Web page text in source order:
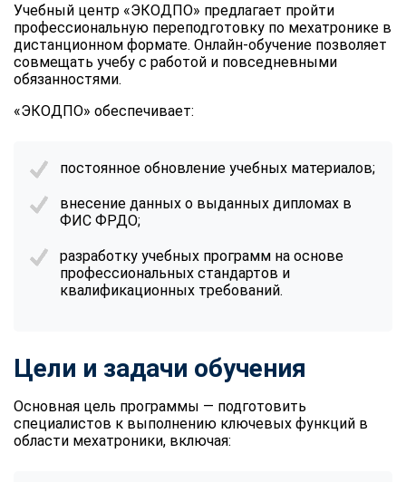
Учебный центр «ЭКОДПО» предлагает пройти
профессиональную переподготовку по мехатронике в
дистанционном формате. Онлайн-обучение позволяет
совмещать учебу с работой и повседневными
обязанностями.
«ЭКОДПО» обеспечивает:
постоянное обновление учебных материалов;
внесение данных о выданных дипломах в
ФИС ФРДО;
разработку учебных программ на основе
профессиональных стандартов и
квалификационных требований.
Цели и задачи обучения
Основная цель программы — подготовить
специалистов к выполнению ключевых функций в
области мехатроники, включая: